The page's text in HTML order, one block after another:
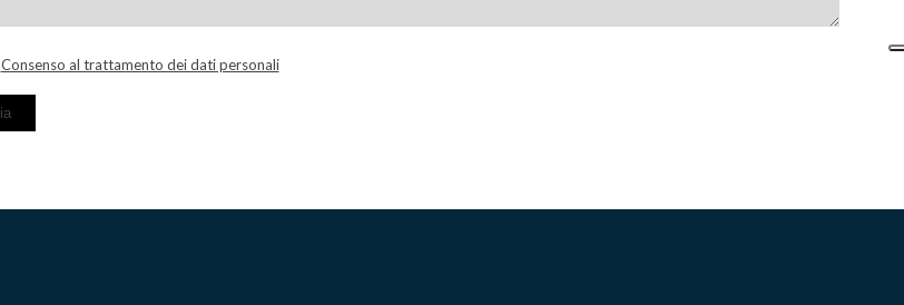
Consenso al trattamento dei dati personali